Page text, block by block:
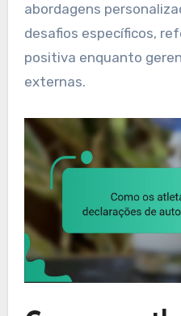
abordagens
desafios específicos,
positiva enquanto
externas.